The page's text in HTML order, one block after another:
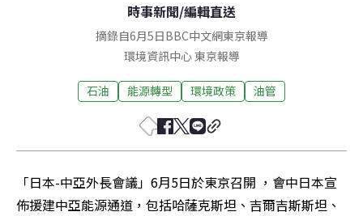
時事新聞/編輯直送
摘錄自6月5日BBC中文網東京報導
環境資訊中心東京報導
石油 能源轉型 環境政策 油管
「日本-中亞外長會議」6月5日於東京召開 ，會中日本宣
佈援建中亞能源通道，包括哈薩克斯坦、吉爾吉斯斯坦、